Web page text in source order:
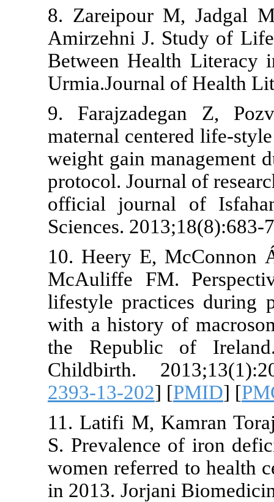
8.
Amirzehni
Between
9.
maternal
weight gain
protocol.
official
Sciences.
10. Heery
McAuliffe
lifestyle
with a
the
Childbirth.
2393-13-202
11. Latifi M,
S.
women
in 2013.